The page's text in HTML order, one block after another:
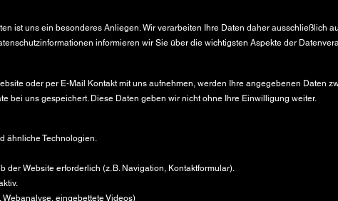
ist uns ein besonderes Anliegen. Wir verarbeiten Ihre Daten daher ausschließlich
informieren wir Sie über die wichtigsten Aspekte der
oder per E-Mail Kontakt mit uns aufnehmen, werden Ihre angegebenen Daten
bei uns gespeichert. Diese Daten geben wir nicht ohne Ihre Einwilligung weiter.
ähnliche Technologien.
der Website erforderlich (z. B. Navigation, Kontaktformular).
Webanalyse, eingebettete Videos)